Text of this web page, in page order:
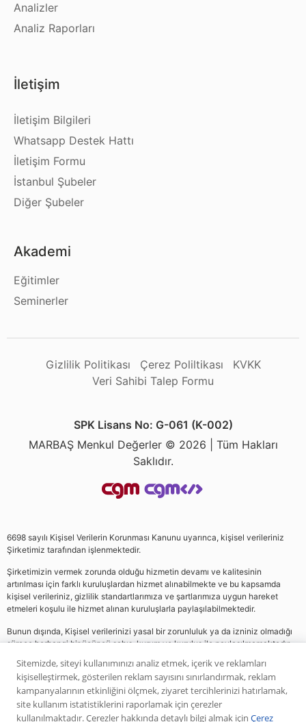
Analizler
Analiz Raporları
İletişim
İletişim Bilgileri
Whatsapp Destek Hattı
İletişim Formu
İstanbul Şubeler
Diğer Şubeler
Akademi
Eğitimler
Seminerler
Gizlilik Politikası Çerez Poliltikası
KVKK
Veri Sahibi Talep Formu
SPK Lisans No: G-061 (K-002)
MARBAŞ Menkul Değerler © 2026 | Tüm Hakları
Saklıdır.
6698 sayılı Kişisel Verilerin Korunması Kanunu uyarınca, kişisel verileriniz
Şirketimiz tarafından işlenmektedir.
Şirketimizin vermek zorunda olduğu hizmetin devamı ve kalitesinin
artırılması için farklı kuruluşlardan hizmet alınabilmekte ve bu kapsamda
kişisel verileriniz, gizlilik standartlarımıza ve şartlarımıza uygun hareket
etmeleri koşulu ile hizmet alınan kuruluşlarla paylaşılabilmektedir.
Bunun dışında, Kişisel verilerinizi yasal bir zorunluluk ya da izniniz olmadığı
sürece herhangi bir üçüncü şahıs, kurum ve kuruluş ile paylaşılmamaktadır.
Web sitemizde yer alan analiz, yorum ve tavsiyeler yatırım danışmanlığı
kapsamında değildir. Bu tavsiyeler genel nitelikte olup, özel olarak sizin mali
durumunuz ile risk ve getiri tercihlerinize uygun olarak hazırlanmamıştır. Bu
Sitemizde, siteyi kullanımınızı analiz etmek, içerik ve reklamları
kişiselleştirmek, gösterilen reklam sayısını sınırlandırmak, reklam
kampanyalarının etkinliğini ölçmek, ziyaret tercihlerinizi hatırlamak,
site kullanım istatistiklerini raporlamak için çerezler
kullanılmaktadır. Çerezler hakkında detaylı bilgi almak için Çerez